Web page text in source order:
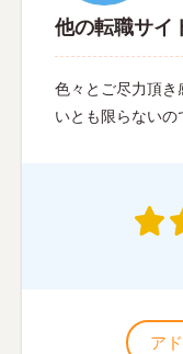
他の転職サイ
色々とご尽力頂き
いとも限らないの
ア